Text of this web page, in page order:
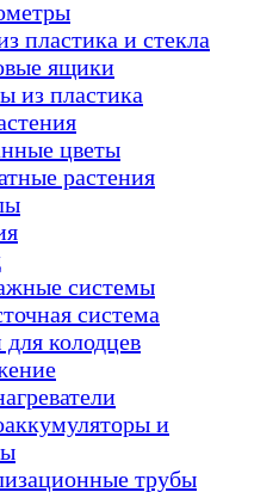
пластика и стекла
ящики
из пластика
цветы
растения
системы
система
колодцев
и
трубы